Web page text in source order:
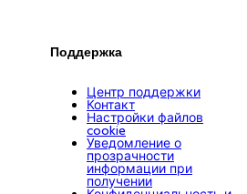
Поддержка
Центр поддержки
Контакт
Настройки файлов
cookie
Уведомление о
прозрачности
информации при
получении